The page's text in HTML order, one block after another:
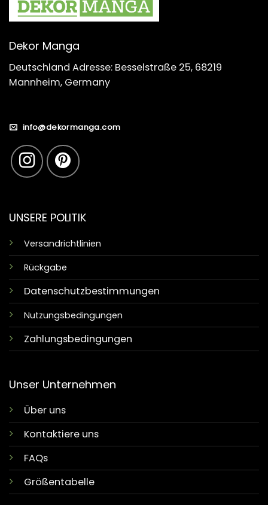
Dekor Manga
Deutschland Adresse: Besselstraße 25, 68219
Mannheim, Germany
info@dekormanga.com
UNSERE POLITIK
Versandrichtlinien
Rückgabe
Datenschutzbestimmungen
Nutzungsbedingungen
Zahlungsbedingungen
Unser Unternehmen
Über uns
Kontaktiere uns
FAQs
Größentabelle